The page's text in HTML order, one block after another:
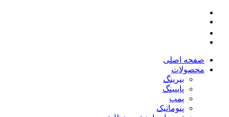
صفحه اصلی
محصولات
بیرینگ
پایپینگ
پمپ
پنوماتیک